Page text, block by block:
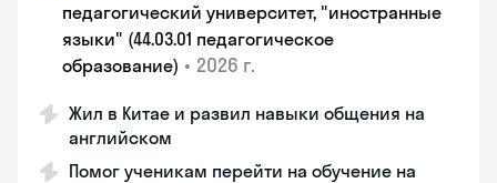
педагогический университет, "иностранные
языки" (44.03.01 педагогическое
образование) • 2026 г.
Жил в Китае и развил навыки общения на
английском
Помог ученикам перейти на обучение на